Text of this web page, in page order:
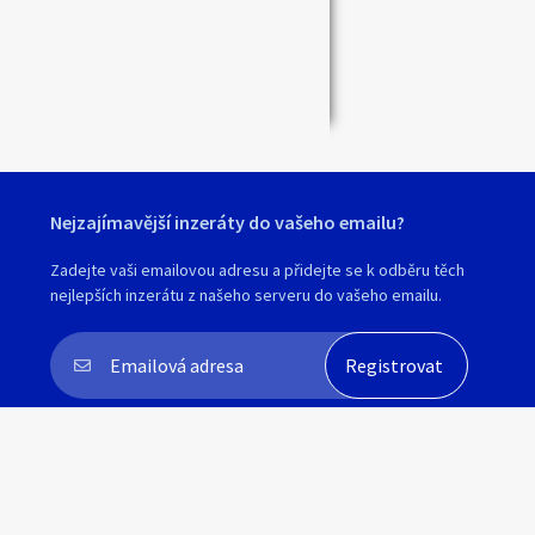
Nejzajímavější inzeráty do vašeho emailu?
Zadejte vaši emailovou adresu a přidejte se k odběru těch
nejlepších inzerátu z našeho serveru do vašeho emailu.